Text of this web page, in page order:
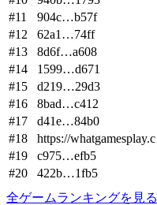
#11 904c…b57f
#12 62a1…74ff
#13 8d6f…a608
#14 1599…d671
#15 d219…29d3
#16 8bad…c412
#17 d41e…84b0
#18 https://whatgamesplay.c
#19 c975…efb5
#20 422b…1fb5
全ゲームランキングを見る